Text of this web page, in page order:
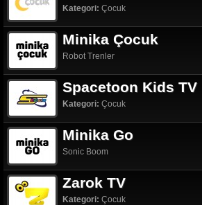
Kategori: Çocuk
Minika Çocuk
Robot Trenler
Spacetoon Kids TV
Kategori: Çocuk
Minika Go
Sonic Boom
Zarok TV
Kategori: Çocuk